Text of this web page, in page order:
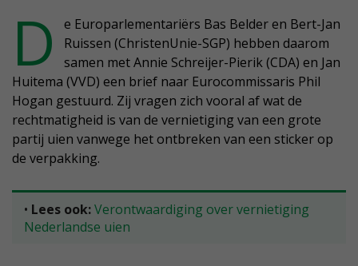
D
e Europarlementariërs Bas Belder en Bert-Jan
Ruissen (ChristenUnie-SGP) hebben daarom
samen met Annie Schreijer-Pierik (CDA) en Jan
Huitema (VVD) een brief naar Eurocommissaris Phil
Hogan gestuurd. Zij vragen zich vooral af wat de
rechtmatigheid is van de vernietiging van een grote
partij uien vanwege het ontbreken van een sticker op
de verpakking.
• Lees ook:Verontwaardiging over vernietiging
Nederlandse uien